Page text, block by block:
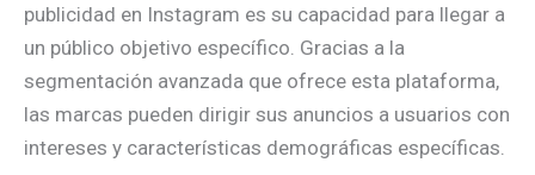
publicidad en Instagram es su capacidad para llegar a
un público objetivo específico. Gracias a la
segmentación avanzada que ofrece esta plataforma,
las marcas pueden dirigir sus anuncios a usuarios con
intereses y características demográficas específicas.